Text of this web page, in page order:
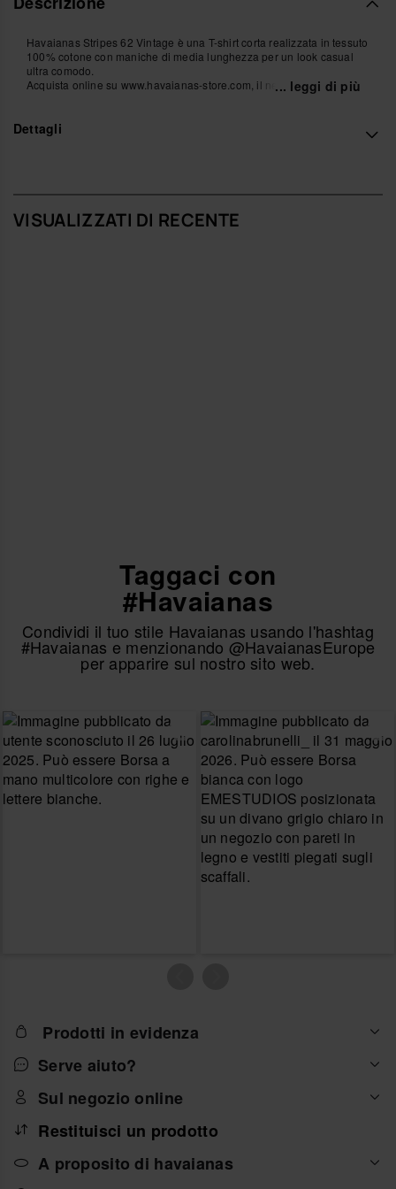
Havaianas Stripes 62 Vintage è una T-shirt corta realizzata in tessuto
100% cotone con maniche di media lunghezza per un look casual
ultra comodo.
Acquista online su www.havaianas-store.com, il negozio ufficiale
Havaianas in Italia, e porta il tuo stile a un livello superiore.
... leggi di più
Dettagli
VISUALIZZATI DI RECENTE
Taggaci con
#Havaianas
Condividi il tuo stile Havaianas usando l'hashtag
#Havaianas e menzionando @HavaianasEurope
per apparire sul nostro sito web.
Prodotti in evidenza
Serve aiuto?
Sul negozio online
Restituisci un prodotto
A proposito di havaianas